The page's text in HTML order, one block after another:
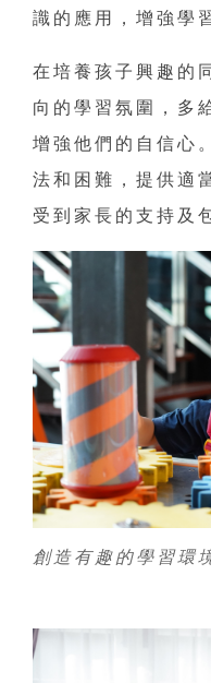
識的應用，增強學
在培養孩子興趣的
向的學習氛圍，多
增強他們的自信心
法和困難，提供適
受到家長的支持及
創造有趣的學習環